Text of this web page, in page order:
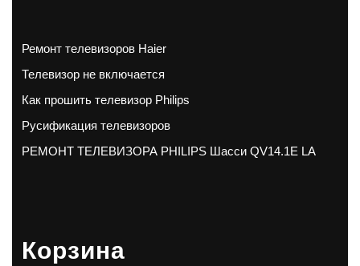
Ремонт телевизоров Haier
Телевизор не включается
Как прошить телевизор Philips
Русификация телевизоров
РЕМОНТ ТЕЛЕВИЗОРА PHILIPS Шасси QV14.1E LA
Корзина